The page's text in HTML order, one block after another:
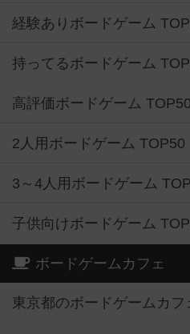
経験ありボードゲーム
持ってるボードゲーム
高評価ボードゲーム TOP50
2人用ボードゲーム TOP50
3～4人用ボードゲーム
子供向けボードゲーム
ボードゲームカフェ
東京都のボードゲームカフ